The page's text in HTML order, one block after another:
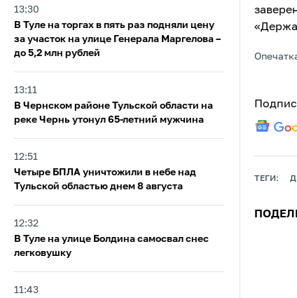
13:30
В Туле на торгах в пять раз подняли цену
за участок на улице Генерала Маргелова –
до 5,2 млн рублей
13:11
В Чернском районе Тульской области на
реке Чернь утонул 65-летний мужчина
12:51
Четыре БПЛА уничтожили в небе над
Тульской областью днем 8 августа
12:32
В Туле на улице Болдина самосвал снес
легковушку
11:43
ТЕГИ: